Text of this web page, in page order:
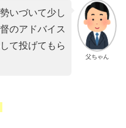
父ちゃん
いづいて少し
のアドバイス
て投げてもら